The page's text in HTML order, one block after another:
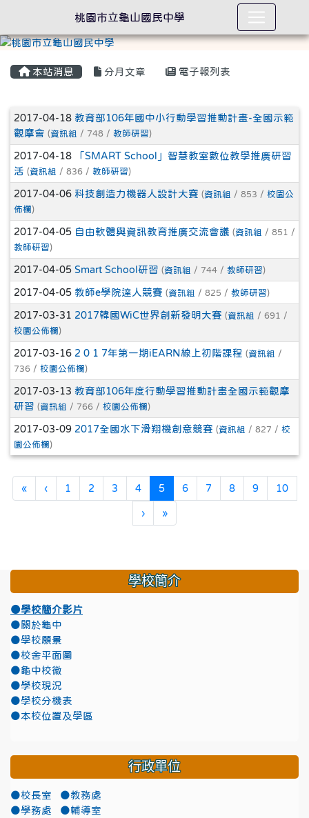
本站消息 分月文章 電子報列表
文章列表
2017-04-18 教育部106年國中小行動學習推動計畫-全國示範
觀摩會 (資訊組 / 748 / 教師研習)
2017-04-18
「SMART School」智慧教室數位教學推廣研習
活 (資訊組 / 836 / 教師研習)
2017-04-06 科技創造力機器人設計大賽 (資訊組 / 853 / 校園公
佈欄 )
2017-04-05 自由軟體與資訊教育推廣交流會議 (資訊組 / 851 /
教師研習)
2017-04-05 Smart School研習 (資訊組 / 744 / 教師研習)
2017-04-05 教師e學院達人競賽 (資訊組 / 825 / 教師研習)
2017-03-31 2017韓國WiC世界創新發明大賽 (資訊組 / 691 /
校園公佈欄 )
2017-03-16 2 0 1 7年第一期iEARN線上初階課程 (資訊組 /
736 / 校園公佈欄 )
2017-03-13 教育部106年度行動學習推動計畫全國示範觀摩
研習 (資訊組 / 766 / 校園公佈欄 )
2017-03-09 2017全國水下滑翔機創意競賽 (資訊組 / 827 / 校
園公佈欄 )
«第一頁
‹上一頁
1 2 3 4 5(目前頁次)
6 7 8 9 10
›下一頁
»最後頁
學校簡介
●學校簡介影片
●關於龜中
●學校願景
●校舍平面圖
●龜中校徽
●學校現況
●學校分機表
●本校位置及學區
行政單位
●校長室
●教務處
●學務處
●輔導室
桃園市立龜山國民中學